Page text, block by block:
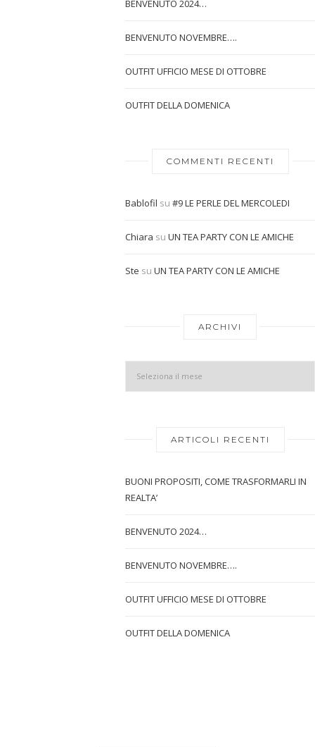
BENVENUTO 2024…
BENVENUTO NOVEMBRE….
OUTFIT UFFICIO MESE DI OTTOBRE
OUTFIT DELLA DOMENICA
COMMENTI RECENTI
Bablofil su #9 LE PERLE DEL MERCOLEDI
Chiara su UN TEA PARTY CON LE AMICHE
Ste su UN TEA PARTY CON LE AMICHE
ARCHIVI
ARTICOLI RECENTI
BUONI PROPOSITI, COME TRASFORMARLI IN
REALTA’
BENVENUTO 2024…
BENVENUTO NOVEMBRE….
OUTFIT UFFICIO MESE DI OTTOBRE
OUTFIT DELLA DOMENICA